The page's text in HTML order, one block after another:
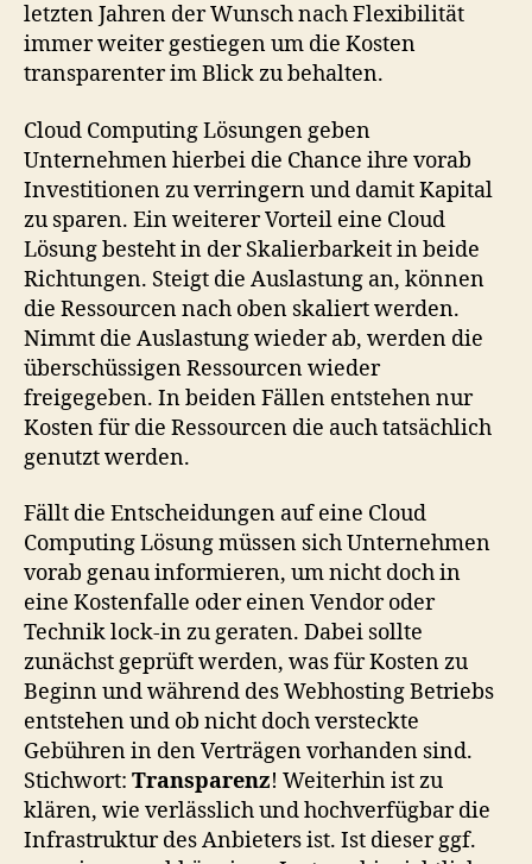
letzten Jahren der Wunsch nach Flexibilität
immer weiter gestiegen um die Kosten
transparenter im Blick zu behalten.
Cloud Computing Lösungen geben
Unternehmen hierbei die Chance ihre vorab
Investitionen zu verringern und damit Kapital
zu sparen. Ein weiterer Vorteil eine Cloud
Lösung besteht in der Skalierbarkeit in beide
Richtungen. Steigt die Auslastung an, können
die Ressourcen nach oben skaliert werden.
Nimmt die Auslastung wieder ab, werden die
überschüssigen Ressourcen wieder
freigegeben. In beiden Fällen entstehen nur
Kosten für die Ressourcen die auch tatsächlich
genutzt werden.
Fällt die Entscheidungen auf eine Cloud
Computing Lösung müssen sich Unternehmen
vorab genau informieren, um nicht doch in
eine Kostenfalle oder einen Vendor oder
Technik lock-in zu geraten. Dabei sollte
zunächst geprüft werden, was für Kosten zu
Beginn und während des Webhosting Betriebs
entstehen und ob nicht doch versteckte
Gebühren in den Verträgen vorhanden sind.
Stichwort: Transparenz! Weiterhin ist zu
klären, wie verlässlich und hochverfügbar die
Infrastruktur des Anbieters ist. Ist dieser ggf.